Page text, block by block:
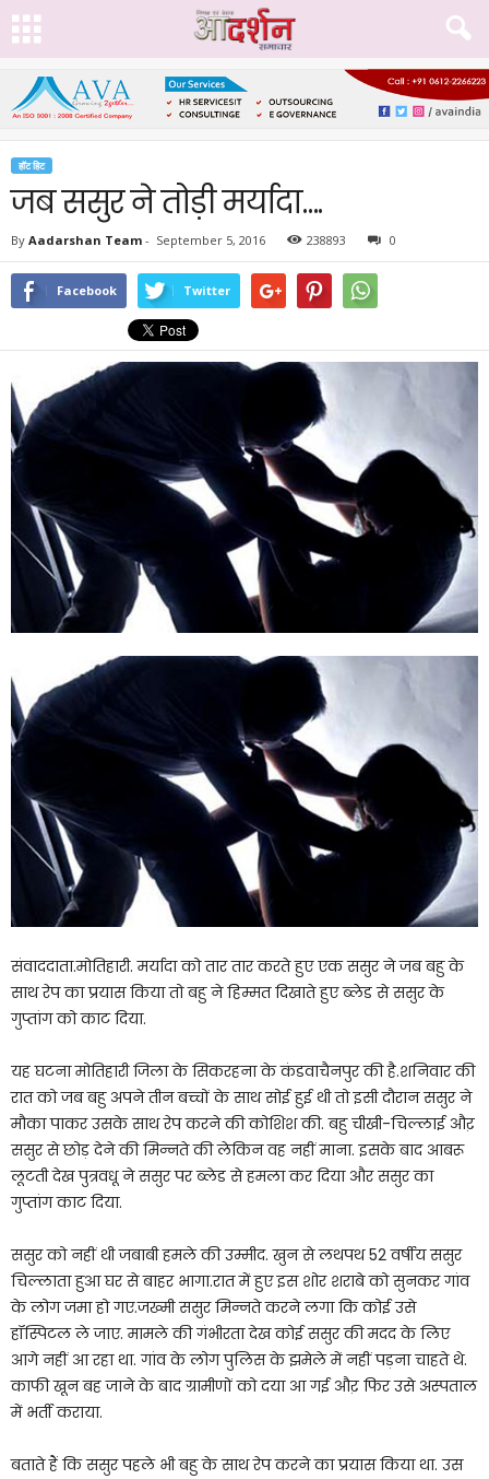
हॉट हिट
जब ससुर ने तोड़ी मर्यादा….
By Aadarshan Team - September 5, 2016 238893 0
Facebook Twitter
संवाददाता.मोतिहारी. मर्यादा को तार तार करते हुए एक ससुर ने जब बहु के
साथ रेप का प्रयास किया तो बहु ने हिम्मत दिखाते हुए ब्लेड से ससुर के
गुप्तांग को काट दिया.
यह घटना मोतिहारी जिला के सिकरहना के कंडवाचैनपुर की है.शनिवार की
रात को जब बहु अपने तीन बच्चों के साथ सोई हुई थी तो इसी दौरान ससुर ने
मौका पाकर उसके साथ रेप करने की कोशिश की. बहु चीखी-चिल्लाई औऱ
ससुर से छोड़ देने की मिन्नते की लेकिन वह नहीं माना. इसके बाद आबरू
लूटती देख पुत्रवधू ने ससुर पर ब्लेड से हमला कर दिया और ससुर का
गुप्तांग काट दिया.
ससुर को नहीं थी जबाबी हमले की उम्मीद. खुन से लथपथ 52 वर्षीय ससुर
चिल्लाता हुआ घर से बाहर भागा.रात में हुए इस शोर शराबे को सुनकर गांव
के लोग जमा हो गए.जख्मी ससुर मिन्नते करने लगा कि कोई उसे
हॉस्पिटल ले जाए. मामले की गंभीरता देख कोई ससुर की मदद के लिए
आगे नहीं आ रहा था. गांव के लोग पुलिस के झमेले में नहीं पड़ना चाहते थे.
काफी खून बह जाने के बाद ग्रामीणों को दया आ गई औऱ फिर उसे अस्पताल
में भर्ती कराया.
बताते हैं कि ससुर पहले भी बहु के साथ रेप करने का प्रयास किया था. उस